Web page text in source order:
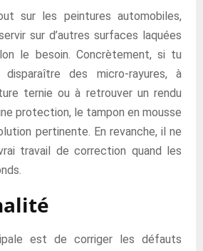
sur les peintures automobiles,
sur d’autres surfaces laquées
le besoin. Concrètement, si tu
des micro-rayures, à
ternie ou à retrouver un rendu
protection, le tampon en mousse
pertinente. En revanche, il ne
travail de correction quand les
est de corriger les défauts